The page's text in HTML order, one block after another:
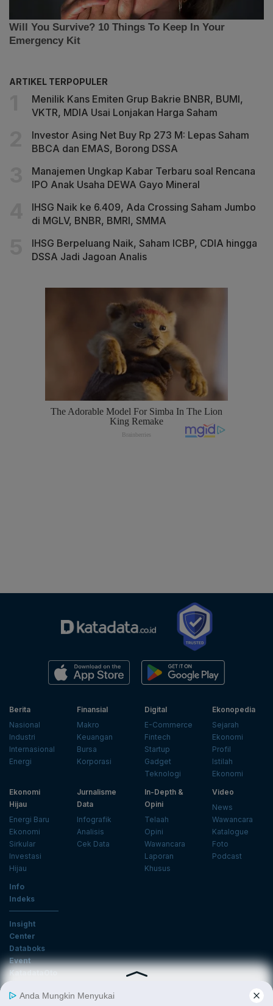
ARTIKEL TERPOPULER
Menilik Kans Emiten Grup Bakrie BNBR, BUMI,
VKTR, MDIA Usai Lonjakan Harga Saham
Investor Asing Net Buy Rp 273 M: Lepas Saham
BBCA dan EMAS, Borong DSSA
Manajemen Ungkap Kabar Terbaru soal Rencana
IPO Anak Usaha DEWA Gayo Mineral
IHSG Naik ke 6.409, Ada Crossing Saham Jumbo
di MGLV, BNBR, BMRI, SMMA
IHSG Berpeluang Naik, Saham ICBP, CDIA hingga
DSSA Jadi Jagoan Analis
Berita
Nasional
Industri
Internasional
Energi
Finansial
Makro
Keuangan
Bursa
Korporasi
Digital
E-Commerce
Fintech
Startup
Gadget
Teknologi
Ekonopedia
Sejarah
Ekonomi
Profil
Istilah
Ekonomi
Ekonomi
Hijau
Energi Baru
Ekonomi
Sirkular
Investasi
Hijau
Jurnalisme
Data
Infografik
Analisis
Cek Data
In-Depth &
Opini
Telaah
Opini
Wawancara
Laporan
Khusus
Video
News
Wawancara
Katalogue
Foto
Podcast
Info
Indeks
Insight
Center
Databoks
Event
KatadataOto